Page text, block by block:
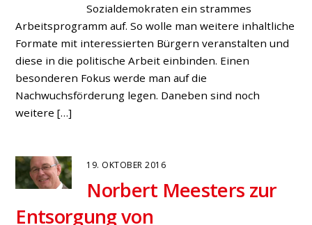
Sozialdemokraten ein strammes
Arbeitsprogramm auf. So wolle man weitere inhaltliche
Formate mit interessierten Bürgern veranstalten und
diese in die politische Arbeit einbinden. Einen
besonderen Fokus werde man auf die
Nachwuchsförderung legen. Daneben sind noch
weitere […]
19. OKTOBER 2016
Norbert Meesters zur
Entsorgung von